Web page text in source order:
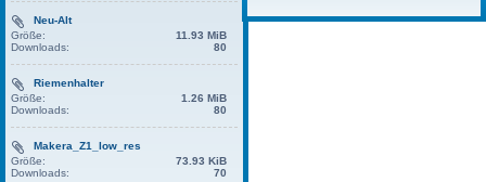
Neu-Alt
Größe:
11.93 MiB
Downloads:
80
Riemenhalter
Größe:
1.26 MiB
Downloads:
80
Makera_Z1_low_res
Größe:
73.93 KiB
Downloads:
70